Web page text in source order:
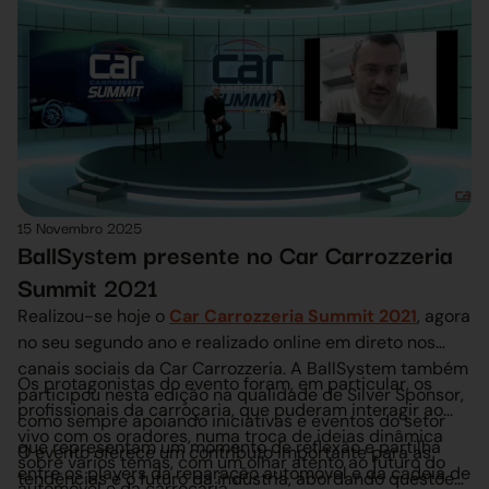
último, mas não menos importante, a sustentabilidade,
graças ao seu método de emissões zero.”
15 Novembro 2025
BallSystem presente no Car Carrozzeria
Summit 2021
Realizou-se hoje o Car Carrozzeria Summit 2021, agora
no seu segundo ano e realizado online em direto nos
canais sociais da Car Carrozzeria. A BallSystem também
participou nesta edição na qualidade de Silver Sponsor,
como sempre apoiando iniciativas e eventos do setor
que representam um momento de reflexão e partilha
entre os players da reparação automóvel e da cadeia de
Os protagonistas do evento foram, em particular, os
profissionais da carroçaria, que puderam interagir ao
vivo com os oradores, numa troca de ideias dinâmica
sobre vários temas, com um olhar atento ao futuro do
O evento oferece um contributo importante para as
tendências e o futuro da indústria, abordando questões